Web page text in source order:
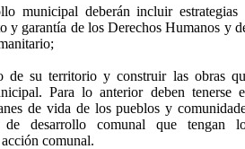
municipal deberán incluir estrategias
y garantía de los Derechos Humanos y
de su territorio y construir las obras
Para lo anterior deben tenerse
de vida de los pueblos y
desarrollo comunal que tengan
comunal.